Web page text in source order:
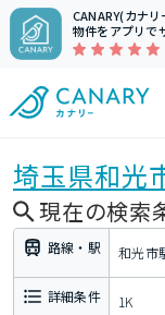
CANARY(カナリ
物件をアプリで
埼玉県和光
現在の検索
路線・駅 和光市
詳細条件 1K